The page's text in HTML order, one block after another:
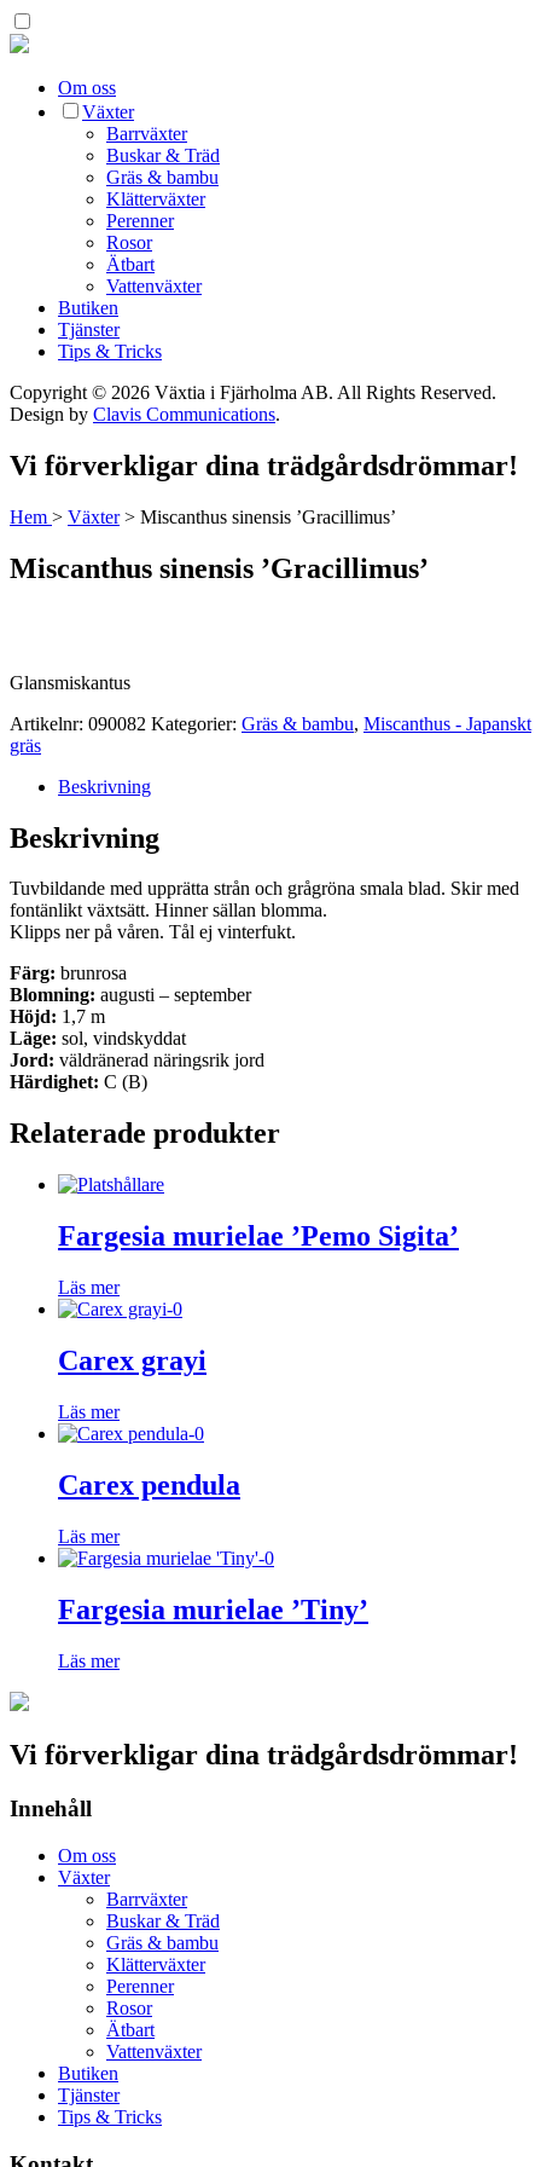
Om oss
Växter
Barrväxter
Buskar & Träd
Gräs & bambu
Klätterväxter
Perenner
Rosor
Ätbart
Vattenväxter
Butiken
Tjänster
Tips & Tricks
Copyright © 2026 Växtia i Fjärholma AB. All Rights Reserved.
Design by Clavis Communications.
Vi förverkligar dina trädgårdsdrömmar!
Hem > Växter> Miscanthus sinensis ’Gracillimus’
Miscanthus sinensis ’Gracillimus’
Glansmiskantus
Artikelnr: 090082 Kategorier: Gräs & bambu, Miscanthus - Japanskt
gräs
Beskrivning
Beskrivning
Tuvbildande med upprätta strån och grågröna smala blad. Skir med
fontänlikt växtsätt. Hinner sällan blomma.
Klipps ner på våren. Tål ej vinterfukt.
Färg: brunrosa
Blomning: augusti – september
Höjd: 1,7 m
Läge: sol, vindskyddat
Jord: väldränerad näringsrik jord
Härdighet: C (B)
Relaterade produkter
Fargesia murielae ’Pemo Sigita’
Läs mer
Carex grayi
Läs mer
Carex pendula
Läs mer
Fargesia murielae ’Tiny’
Läs mer
Vi förverkligar dina trädgårdsdrömmar!
Innehåll
Om oss
Växter
Barrväxter
Buskar & Träd
Gräs & bambu
Klätterväxter
Perenner
Rosor
Ätbart
Vattenväxter
Butiken
Tjänster
Tips & Tricks